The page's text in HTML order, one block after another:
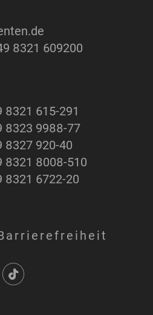
8321 609200
8321 615-291
8323 9988-77
8327 920-40
8321 8008-510
8321 6722-20